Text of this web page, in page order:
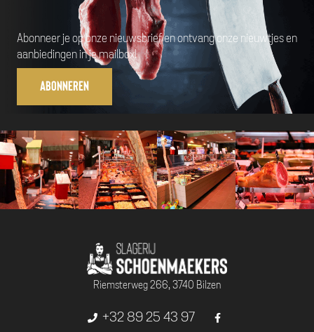
Abonneer je op onze nieuwsbrief en ontvang onze nieuwtjes en
aanbiedingen in je mailbox!
Abonneren
Riemsterweg 266, 3740 Bilzen
+32 89 25 43 97